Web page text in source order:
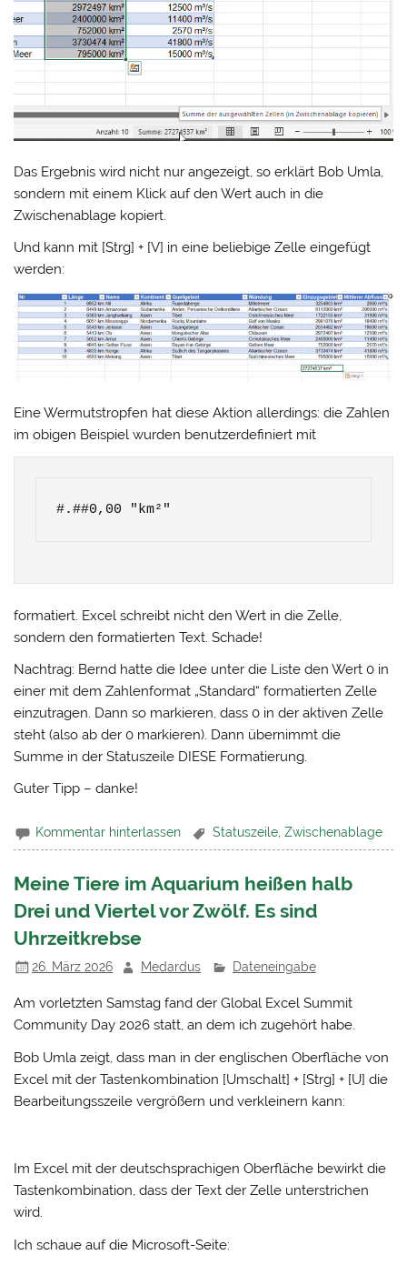
Das Ergebnis wird nicht nur angezeigt, so erklärt Bob Umla,
sondern mit einem Klick auf den Wert auch in die
Zwischenablage kopiert.
Und kann mit [Strg] + [V] in eine beliebige Zelle eingefügt
werden:
Eine Wermutstropfen hat diese Aktion allerdings: die Zahlen
im obigen Beispiel wurden benutzerdefiniert mit
#.##0,00 "km²"
formatiert. Excel schreibt nicht den Wert in die Zelle,
sondern den formatierten Text. Schade!
Nachtrag: Bernd hatte die Idee unter die Liste den Wert 0 in
einer mit dem Zahlenformat „Standard“ formatierten Zelle
einzutragen. Dann so markieren, dass 0 in der aktiven Zelle
steht (also ab der 0 markieren). Dann übernimmt die
Summe in der Statuszeile DIESE Formatierung.
Guter Tipp – danke!
Kommentar hinterlassen Statuszeile ,Zwischenablage
Meine Tiere im Aquarium heißen halb
Drei und Viertel vor Zwölf. Es sind
Uhrzeitkrebse
26. März 2026 Medardus Dateneingabe
Am vorletzten Samstag fand der Global Excel Summit
Community Day 2026 statt, an dem ich zugehört habe.
Bob Umla zeigt, dass man in der englischen Oberfläche von
Excel mit der Tastenkombination [Umschalt] + [Strg] + [U] die
Bearbeitungsszeile vergrößern und verkleinern kann:
Im Excel mit der deutschsprachigen Oberfläche bewirkt die
Tastenkombination, dass der Text der Zelle unterstrichen
wird.
Ich schaue auf die Microsoft-Seite: